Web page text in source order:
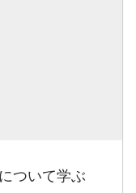
ついて学ぶ